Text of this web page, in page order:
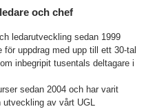
och chef
ledarutveckling sedan 1999
för uppdrag med upp till ett 30-tal
inbegripit tusentals deltagare i
sedan 2004 och har varit
av vårt UGL